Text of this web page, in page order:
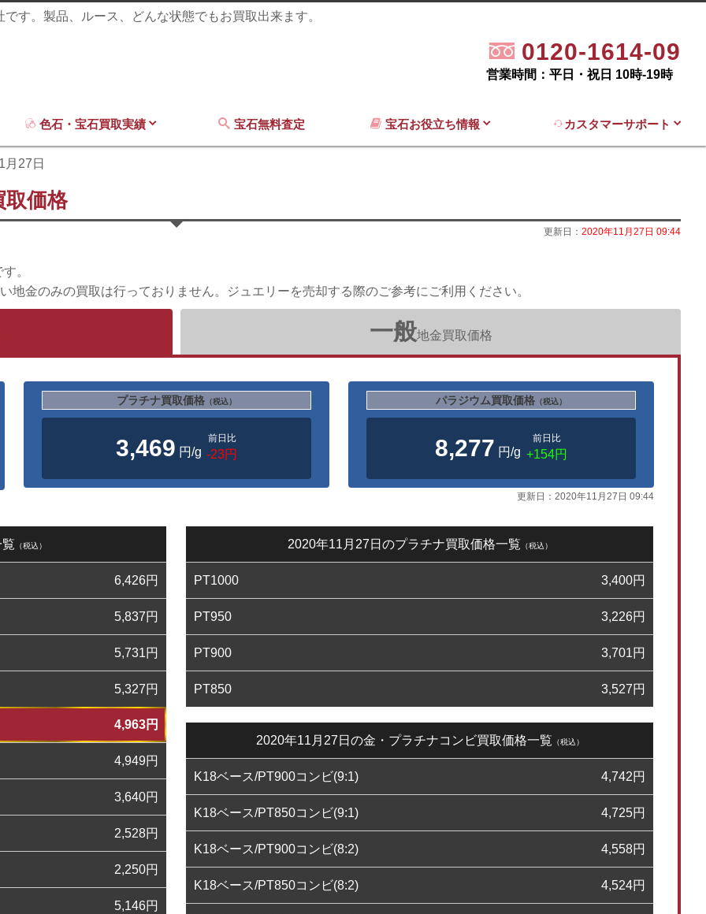
す。製品、ルース、どんな状態でもお買取出来ます。
0120-1614-09
営業時間：平日・祝日 10時-19時
色石・宝石買取実績 宝石無料査定 宝石お役立ち情報 カスタマーサポート
月27日
取価格
更新日： 2020年11月27日 09:44
す。
金のみの買取は行っておりません。ジュエリーを売却する際のご参考にご利用ください。
一般地金買取価格
プラチナ買取価格（税込）
3,469 円/g
前日比
-23円
パラジウム買取価格 （税込）
8,277 円/g
前日比
+154円
更新日： 2020年11月27日 09:44
（税込）
6,426円
5,837円
5,731円
5,327円
4,963円
4,949円
3,640円
2,528円
2,250円
5,146円
2020年11月27日のプラチナ買取価格一覧 （税込）
PT1000 3,400円
PT950 3,226円
PT900 3,701円
PT850 3,527円
2020年11月27日の金・プラチナコンビ買取価格一覧 （税込）
K18ベース/PT900コンビ(9:1) 4,742円
K18ベース/PT850コンビ(9:1) 4,725円
K18ベース/PT900コンビ(8:2) 4,558円
K18ベース/PT850コンビ(8:2) 4,524円